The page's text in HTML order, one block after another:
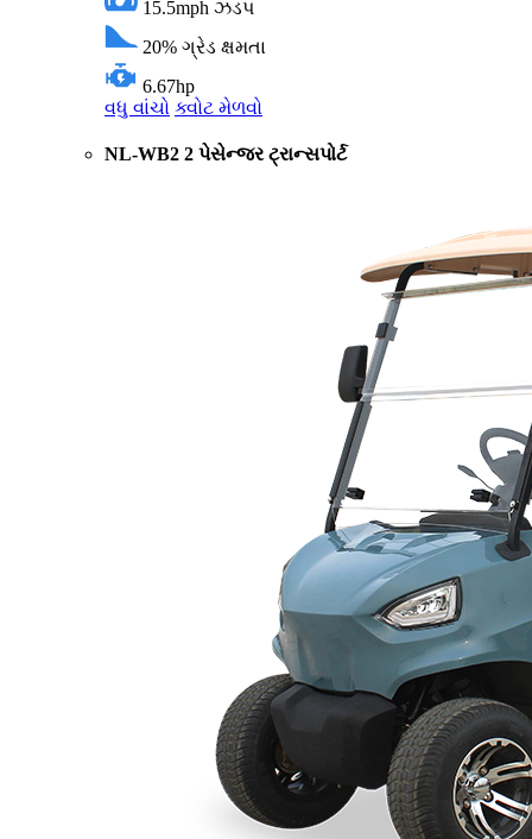
15.5mph ઝડપ
20% ગ્રેડ ક્ષમતા
6.67hp
વધુ વાંચો ક્વોટ મેળવો
NL-WB2 2 પેસેન્જર ટ્રાન્સપોર્ટ